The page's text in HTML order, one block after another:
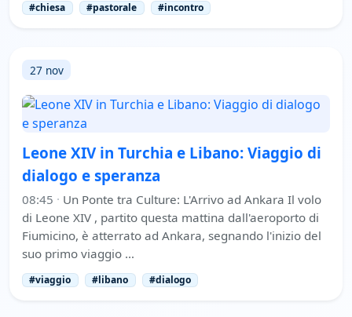
#chiesa #pastorale #incontro
27 nov
Leone XIV in Turchia e Libano: Viaggio di
dialogo e speranza
08:45 · Un Ponte tra Culture: L'Arrivo ad Ankara Il volo
di Leone XIV , partito questa mattina dall'aeroporto di
Fiumicino, è atterrato ad Ankara, segnando l'inizio del
suo primo viaggio …
#viaggio #libano #dialogo